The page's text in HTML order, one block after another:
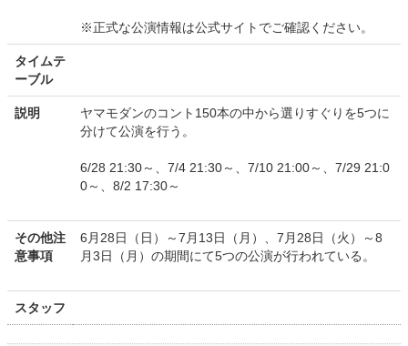
※正式な公演情報は公式サイトでご確認ください。
タイムテ
ーブル
説明
ヤマモダンのコント150本の中から選りすぐりを5つに
分けて公演を行う。
6/28 21:30～、7/4 21:30～、7/10 21:00～、7/29 21:0
0～、8/2 17:30～
その他注
意事項
6月28日（日）～7月13日（月）、7月28日（火）～8
月3日（月）の期間にて5つの公演が行われている。
スタッフ